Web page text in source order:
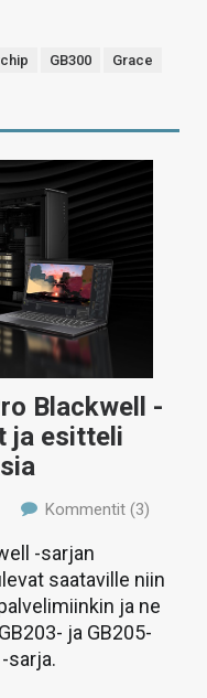
GB300
Grace
Blackwell -
ja esitteli
Kommentit (3)
-sarjan
saataville niin
ja ne
ja GB205-
sarja.